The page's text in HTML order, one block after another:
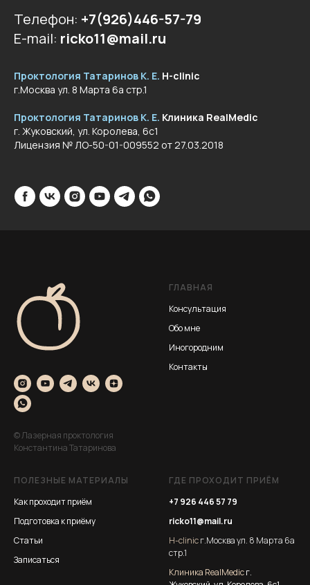
Телефон: +7(926)446-57-79
E-mail: ricko11@mail.ru
Проктология Татаринов К. Е. Н-clinic
г.Москва ул. 8 Марта 6а стр.1
Проктология Татаринов К. Е. Клиника RealMedic
г. Жуковский, ул. Королева, 6с1
Лицензия № ЛО-50-01-009552 от 27.03.2018
© Лазерная проктология
Константина Татаринова
ГЛАВНАЯ
Консультация
Обо мне
Иногородним
Контакты
ПОЛЕЗНЫЕ МАТЕРИАЛЫ
Как проходит приём
Подготовка к приёму
Статьи
Записаться
ГДЕ ПРОХОДИТ ПРИЁМ
+7 926 446 57 79
ricko11@mail.ru
Н-clinicг.Москва ул. 8 Марта 6а
стр.1
Клиника RealMedicг.